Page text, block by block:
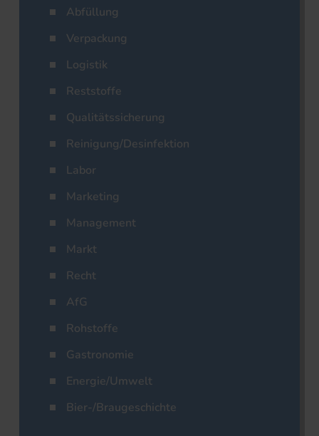
Abfüllung
Verpackung
Logistik
Reststoffe
Qualitätssicherung
Reinigung/Desinfektion
Labor
Marketing
Management
Markt
Recht
AfG
Rohstoffe
Gastronomie
Energie/Umwelt
Bier-/Braugeschichte